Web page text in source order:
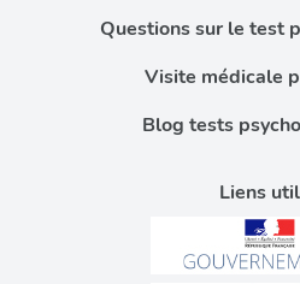
Liens
Questions sur le test
Visite médicale
Blog tests